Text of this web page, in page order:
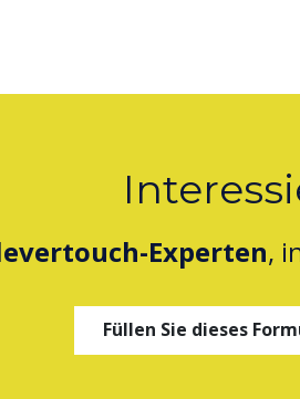
Experten,
Füllen Sie dieses